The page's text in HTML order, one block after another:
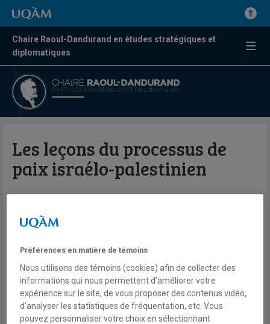
Chaire Raoul-Dandurand en études stratégiques et
diplomatiques
Les leçons du processus de
paix israélo-palestinien
paix | Vol. 4 no 4
Dr Mandy Turner a accepté de discuter des leçons du processus
de paix israélo-palestinien pour la résolution des conflits et du
rôle des acteurs internationaux avec le directeur du Centre
FrancoPaix, le professeur Bruno Charbonneau.
Préférences en matière de témoins
Nous utilisons des témoins (cookies) afin de collecter des
informations qui nous permettent d’améliorer votre
expérience sur le site, de vous proposer des contenus vidéo,
d’analyser les statistiques de fréquentation, etc. Vous
pouvez personnaliser votre choix en sélectionnant